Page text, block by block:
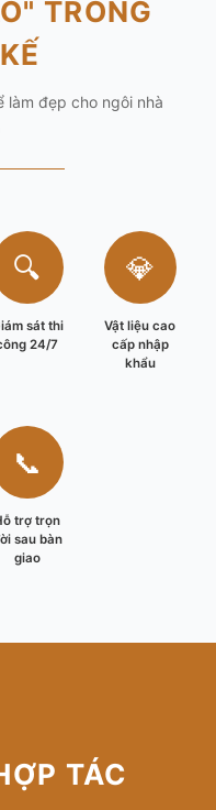
TRONG
làm đẹp cho ngôi nhà
🔍
sát thi
24/7
💎
Vật liệu cao
cấp nhập
khẩu
📞
trợ trọn
sau bàn
giao
TÁC